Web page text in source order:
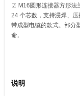
☑ M16圆形连接器方形法
24 个芯数，支持浸焊、
带成型电缆的款式。部分
命。
说明